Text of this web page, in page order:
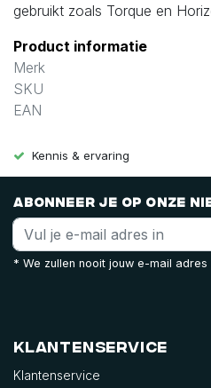
gebruikt zoals Torque en
Product informatie
Merk
SKU
EAN
Kennis & ervaring
Abonneer je op onze
* We zullen nooit jouw e-mail adres
Klantenservice
Klantenservice